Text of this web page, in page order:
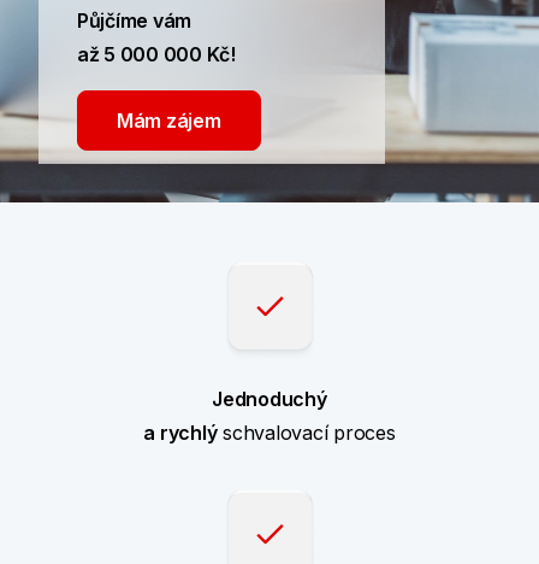
Půjčíme vám
až 5 000 000 Kč!
Mám zájem
Jednoduchý
a rychlýschvalovací proces